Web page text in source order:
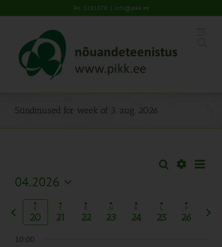
to
Tel: 5201078 | info@pikk.ee
Sündmused for week of 3. aug. 2026
Sündmused
Views
Navigation
Otsi Nädal
04.2026
Vali
kuupäev.
E
20
T
21
K
22
N
23
R
24
L
25 26
Eelmine
nädal
10:00